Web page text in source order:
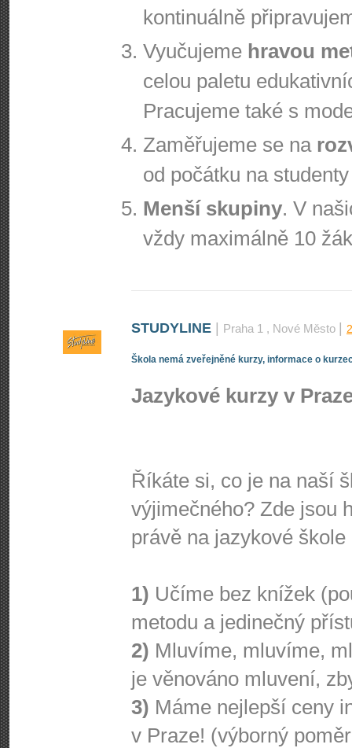
kontinuálně
Vyučujeme hravou
celou paletu
Pracujeme také s
Zaměřujeme se na
od počátku na
Menší skupiny. V
vždy maximálně 10
STUDYLINE Praha 1 , Nové Město
Škola nemá zveřejněné kurzy, informace o
Jazykové kurzy v
Říkáte si, co je na naší
výjimečného? Zde jsou
právě na jazykové
1) Učíme bez knížek
metodu a jedinečný
2) Mluvíme, mluvíme,
je věnováno mluvení,
3) Máme nejlepší ceny
v Praze! (výborný